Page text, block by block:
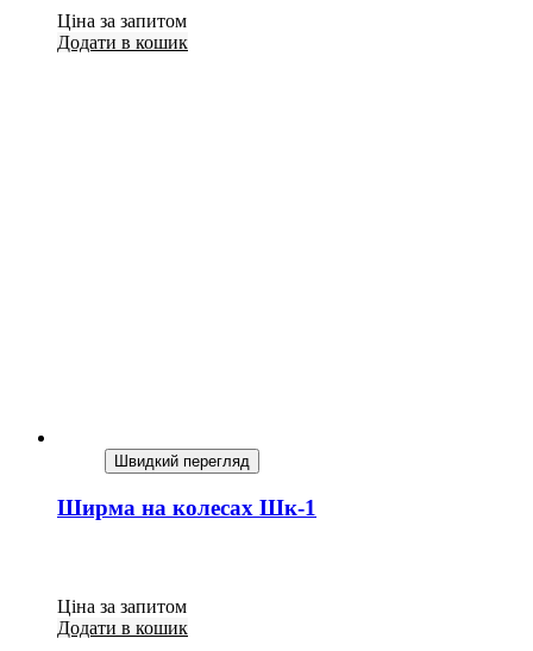
Ціна за запитом
Додати в кошик
Швидкий перегляд
Ширма на колесах Шк-1
Ціна за запитом
Додати в кошик